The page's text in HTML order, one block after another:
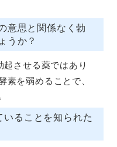
意思と関係なく勃
うか？
させる薬ではあり
素を弱めることで、
いることを知られた